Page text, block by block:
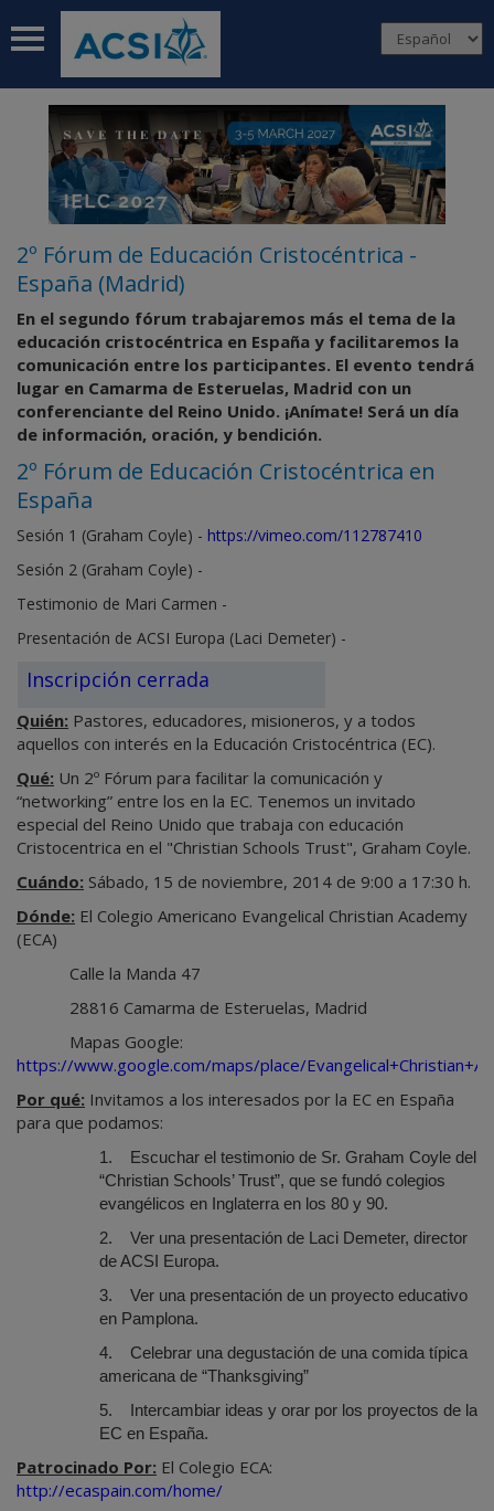
2º Fórum de Educación Cristocéntrica -
España (Madrid)
En el segundo fórum trabajaremos más el tema de la
educación cristocéntrica en España y facilitaremos la
comunicación entre los participantes. El evento tendrá
lugar en Camarma de Esteruelas, Madrid con un
conferenciante del Reino Unido. ¡Anímate! Será un día
de información, oración, y bendición.
2º Fórum de Educación Cristocéntrica en
España
Sesión 1 (Graham Coyle) - https://vimeo.com/112787410
Sesión 2 (Graham Coyle) -
Testimonio de Mari Carmen -
Presentación de ACSI Europa (Laci Demeter) -
Inscripción cerrada
Quién: Pastores, educadores, misioneros, y a todos
aquellos con interés en la Educación Cristocéntrica (EC).
Qué: Un 2º Fórum para facilitar la comunicación y
“networking” entre los en la EC. Tenemos un invitado
especial del Reino Unido que trabaja con educación
Cristocentrica en el "Christian Schools Trust", Graham Coyle.
Cuándo: Sábado, 15 de noviembre, 2014 de 9:00 a 17:30 h.
Dónde: El Colegio Americano Evangelical Christian Academy
(ECA)
Calle la Manda 47
28816 Camarma de Esteruelas, Madrid
Mapas Google:
https://www.google.com/maps/place/
Por qué: Invitamos a los interesados por la EC en España
para que podamos:
1.
Escuchar el testimonio de Sr. Graham Coyle del
“Christian Schools’ Trust”, que se fundó colegios
evangélicos en Inglaterra en los 80 y 90.
2.
Ver una presentación de Laci Demeter, director
de ACSI Europa.
3.
Ver una presentación de un proyecto educativo
en Pamplona.
4.
Celebrar una degustación de una comida típica
americana de “Thanksgiving”
5.
Intercambiar ideas y orar por los proyectos de la
EC en España.
Patrocinado Por: El Colegio ECA:
http://ecaspain.com/home/